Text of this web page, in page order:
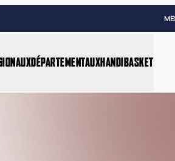
DÉPARTEMENTAUXHANDIBASKET